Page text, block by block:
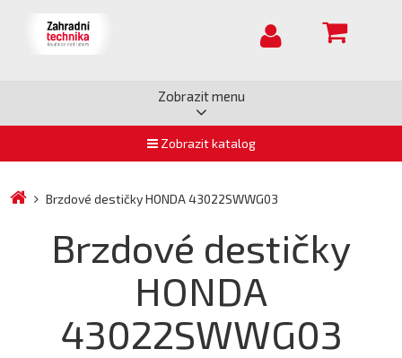
Zobrazit menu
Zobrazit katalog
Brzdové destičky HONDA 43022SWWG03
Brzdové destičky
HONDA
43022SWWG03